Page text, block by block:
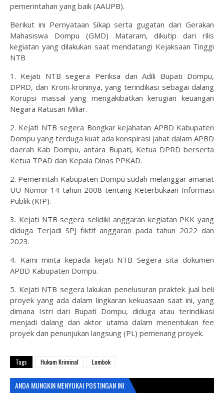
pemerintahan yang baik (AAUPB).
Berikut ini Pernyataan Sikap serta gugatan dari Gerakan
Mahasiswa Dompu (GMD) Mataram, dikutip dari rilis
kegiatan yang dilakukan saat mendatangi Kejaksaan Tinggi
NTB
1. Kejati NTB segera Periksa dan Adili Bupati Dompu,
DPRD, dan Kroni-kroninya, yang terindikasi sebagai dalang
Korupsi massal yang mengakibatkan kerugian keuangan
Negara Ratusan Miliar.
2. Kejati NTB segera Bongkar kejahatan APBD Kabupaten
Dompu yang terduga kuat ada konspirasi jahat dalam APBD
daerah Kab Dompu, antara Bupati, Ketua DPRD berserta
Ketua TPAD dan Kepala Dinas PPKAD.
2. Pemerintah Kabupaten Dompu sudah melanggar amanat
UU Nomor 14 tahun 2008 tentang Keterbukaan Informasi
Publik (KIP).
3. Kejati NTB segera selidiki anggaran kegiatan PKK yang
diduga Terjadi SPJ fiktif anggaran pada tahun 2022 dan
2023.
4. Kami minta kepada kejati NTB Segera sita dokumen
APBD Kabupaten Dompu.
5. Kejati NTB segera lakukan penelusuran praktek jual beli
proyek yang ada dalam lingkaran kekuasaan saat ini, yang
dimana Istri dari Bupati Dompu, diduga atau terindikasi
menjadi dalang dan aktor utama dalam menentukan fee
proyek dan penunjukan langsung (PL) pemenang proyek.
Tags Hukum Kriminal Lombok
ANDA MUNGKIN MENYUKAI POSTINGAN INI